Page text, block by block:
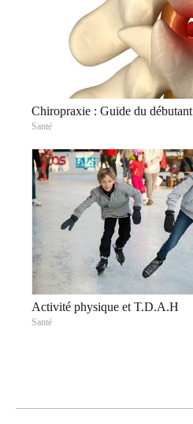
Chiropraxie : Guide du débutant
Santé
Activité physique et T.D.A.H
Santé